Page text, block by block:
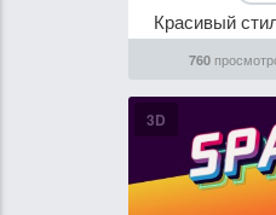
Красивый
760
3D